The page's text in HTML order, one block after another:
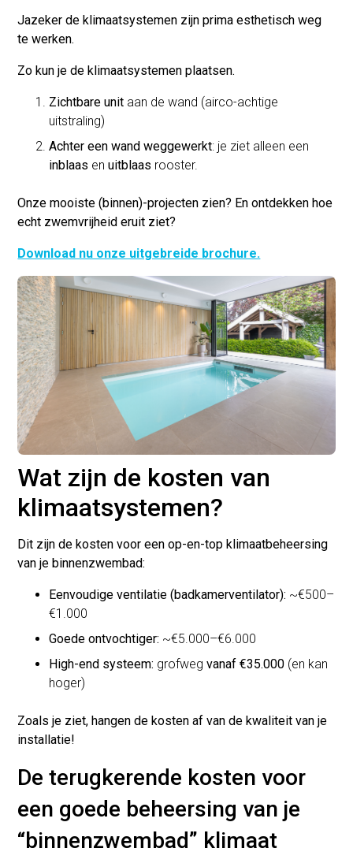
Jazeker de klimaatsystemen zijn prima esthetisch weg
te werken.
Zo kun je de klimaatsystemen plaatsen.
Zichtbare unit aan de wand (airco-achtige
uitstraling)
Achter een wand weggewerkt: je ziet alleen een
inblaas enuitblaas rooster.
Onze mooiste (binnen)-projecten zien? En ontdekken hoe
echt zwemvrijheid eruit ziet?
Download nu onze uitgebreide brochure.
Wat zijn de kosten van
klimaatsystemen?
Dit zijn de kosten voor een op-en-top klimaatbeheersing
van je binnenzwembad:
Eenvoudige ventilatie (badkamerventilator): ~€500–
€1.000
Goede ontvochtiger: ~€5.000–€6.000
High-end systeem: grofwegvanaf €35.000 (en kan
hoger)
Zoals je ziet, hangen de kosten af van de kwaliteit van je
installatie!
De terugkerende kosten voor
een goede beheersing van je
“binnenzwembad” klimaat